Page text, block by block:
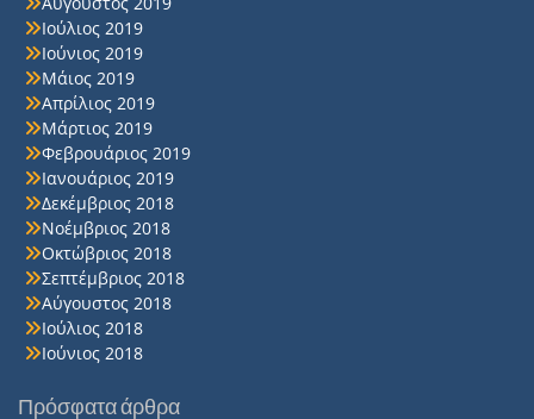
Ιούλιος 2019
Ιούνιος 2019
Μάιος 2019
Απρίλιος 2019
Μάρτιος 2019
Φεβρουάριος 2019
Ιανουάριος 2019
Δεκέμβριος 2018
Νοέμβριος 2018
Οκτώβριος 2018
Σεπτέμβριος 2018
Αύγουστος 2018
Ιούλιος 2018
Ιούνιος 2018
Πρόσφατα άρθρα